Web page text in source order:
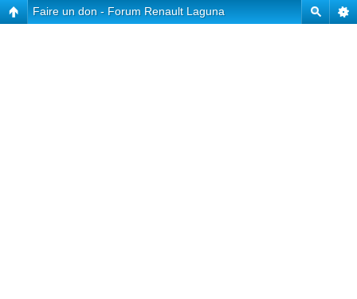
Faire un don - Forum Renault Laguna